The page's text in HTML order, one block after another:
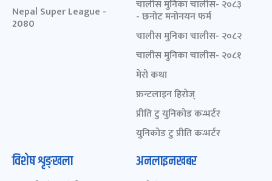
Nepal Super League -
2080
चालीस मुनिका चालीस- २०८३
- छनोट मनोनयन फर्म
चालीस मुनिका चालीस- २०८२
चालीस मुनिका चालीस- २०८१
मेरो कथा
फ्रन्टलाइन हिरोज्
प्रीति टु युनिकोड कन्भर्टर
युनिकोड टु प्रीति कन्भर्टर
विशेष शृङ्खला अनलाइनखबर